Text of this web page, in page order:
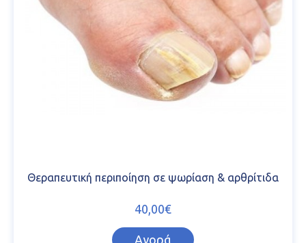
Θεραπευτική περιποίηση σε ψωρίαση & αρθρίτιδα
40,00€
Αγορά